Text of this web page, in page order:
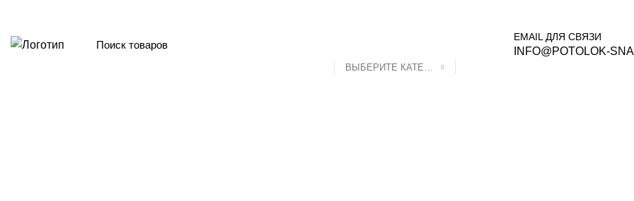
ВЫБЕРИТЕ КАТЕГОРИЮ
EMAIL ДЛЯ СВЯЗИ
INFO@POTOLOK-
Калькулятор потолков